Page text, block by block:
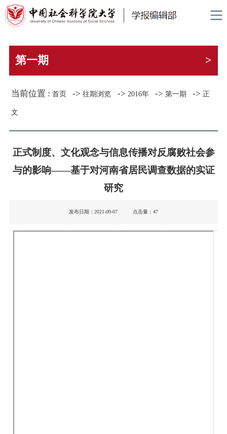
第一期 >
当前位置 :首页 ->往期浏览 -> 2016年 ->第一期 ->正
文
正式制度、文化观念与信息传播对反腐败社会参
与的影响——基于对河南省居民调查数据的实证
研究
发布日期：2021-09-07 点击量： 47